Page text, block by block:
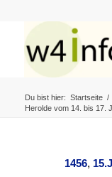
Du bist hier: Startseite /
Herolde vom 14. bis 17.
1456,